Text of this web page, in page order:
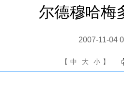
尔德穆哈梅
2007-11-04
【 中 大 小 】